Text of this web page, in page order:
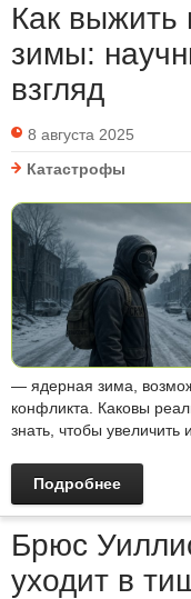
Как выжить
зимы:
взгляд
8 августа 2025
Катастрофы
— ядерная зима,
конфликта. Каковы
знать, чтобы увеличить
Подробнее
Брюс
уходит в